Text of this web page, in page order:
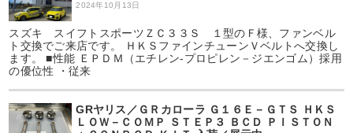
2024年10月13日
スズキ スイフトスポーツＺＣ３３Ｓ １型のＦ様、ファンベル
ト交換でご来店です。 ＨＫＳファインチューンＶベルトへ交換し
ます。 ■性能 ＥＰＤＭ（エチレン-プロピレン－ジエンゴム）採用
の優位性 ・従来
GRヤリス／ＧＲカローラ Ｇ１６Ｅ－ＧＴＳ ＨＫＳ
ＬＯＷ－ＣＯＭＰ ＳＴＥＰ３ ＢＣＤ ＰＩＳＴＯＮ